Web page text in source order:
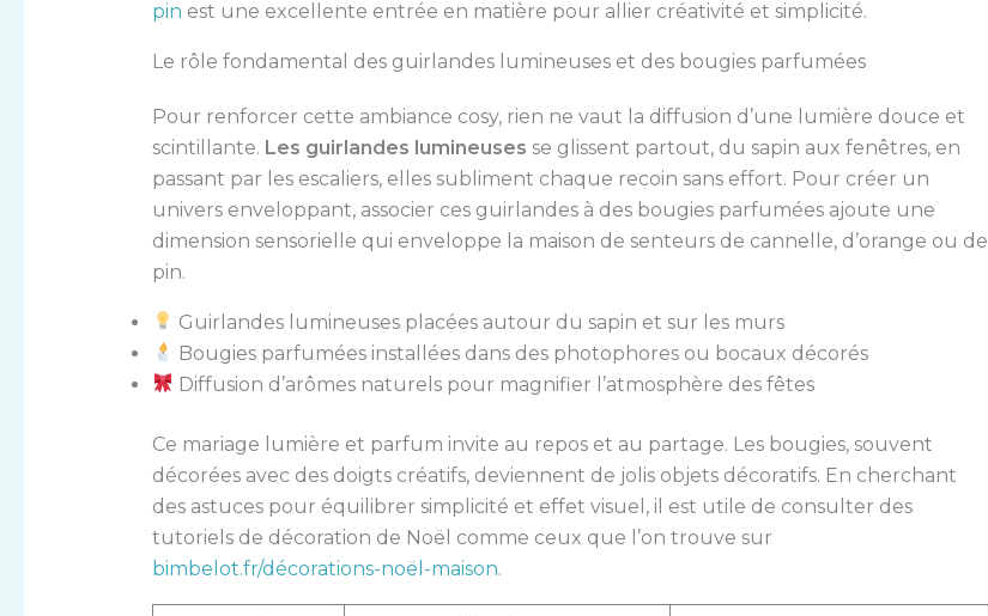
pin est une excellente entrée en matière pour allier créativité et simplicité.
Le rôle fondamental des guirlandes lumineuses et des bougies parfumées
Pour renforcer cette ambiance cosy, rien ne vaut la diffusion d’une lumière douce et
scintillante. Les guirlandes lumineuses se glissent partout, du sapin aux fenêtres, en
passant par les escaliers, elles subliment chaque recoin sans effort. Pour créer un
univers enveloppant, associer ces guirlandes à des bougies parfumées ajoute une
dimension sensorielle qui enveloppe la maison de senteurs de cannelle, d’orange ou de
pin.
Guirlandes lumineuses placées autour du sapin et sur les murs
Bougies parfumées installées dans des photophores ou bocaux décorés
Diffusion d’arômes naturels pour magnifier l’atmosphère des fêtes
Ce mariage lumière et parfum invite au repos et au partage. Les bougies, souvent
décorées avec des doigts créatifs, deviennent de jolis objets décoratifs. En cherchant
des astuces pour équilibrer simplicité et effet visuel, il est utile de consulter des
tutoriels de décoration de Noël comme ceux que l’on trouve sur
bimbelot.fr/décorations-noël-maison.